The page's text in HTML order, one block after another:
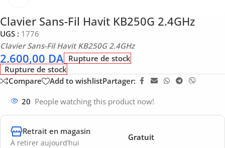
Clavier Sans-Fil Havit KB250G 2.4GHz
UGS : 1776
Clavier Sans-Fil Havit KB250G 2.4GHz
2.600,00 DA Rupture de stock
Rupture de stock
Compare
Add to wishlistPartager:
20 People watching this product now!
Retrait en magasin
À retirer aujourd’hui
Gratuit